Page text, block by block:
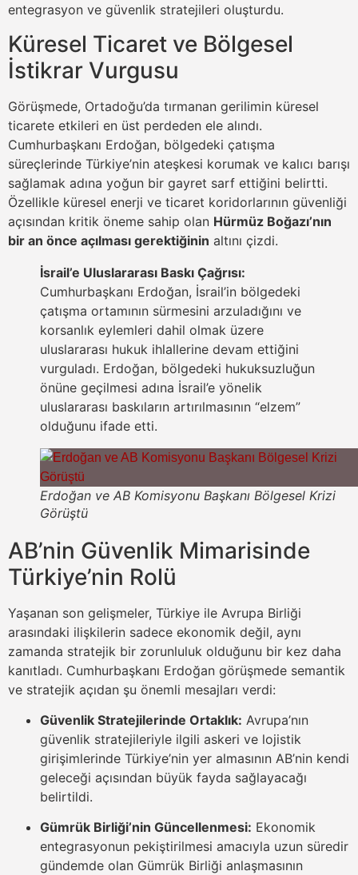
entegrasyon ve güvenlik stratejileri oluşturdu.
Küresel Ticaret ve Bölgesel
İstikrar Vurgusu
Görüşmede, Ortadoğu’da tırmanan gerilimin küresel
ticarete etkileri en üst perdeden ele alındı.
Cumhurbaşkanı Erdoğan, bölgedeki çatışma
süreçlerinde Türkiye’nin ateşkesi korumak ve kalıcı barışı
sağlamak adına yoğun bir gayret sarf ettiğini belirtti.
Özellikle küresel enerji ve ticaret koridorlarının güvenliği
açısından kritik öneme sahip olan Hürmüz Boğazı’nın
bir an önce açılması gerektiğinin altını çizdi.
İsrail’e Uluslararası Baskı Çağrısı:
Cumhurbaşkanı Erdoğan, İsrail’in bölgedeki
çatışma ortamının sürmesini arzuladığını ve
korsanlık eylemleri dahil olmak üzere
uluslararası hukuk ihlallerine devam ettiğini
vurguladı. Erdoğan, bölgedeki hukuksuzluğun
önüne geçilmesi adına İsrail’e yönelik
uluslararası baskıların artırılmasının “elzem”
olduğunu ifade etti.
Erdoğan ve AB Komisyonu Başkanı Bölgesel Krizi
Görüştü
AB’nin Güvenlik Mimarisinde
Türkiye’nin Rolü
Yaşanan son gelişmeler, Türkiye ile Avrupa Birliği
arasındaki ilişkilerin sadece ekonomik değil, aynı
zamanda stratejik bir zorunluluk olduğunu bir kez daha
kanıtladı. Cumhurbaşkanı Erdoğan görüşmede semantik
ve stratejik açıdan şu önemli mesajları verdi:
Güvenlik Stratejilerinde Ortaklık: Avrupa’nın
güvenlik stratejileriyle ilgili askeri ve lojistik
girişimlerinde Türkiye’nin yer almasının AB’nin kendi
geleceği açısından büyük fayda sağlayacağı
belirtildi.
Gümrük Birliği’nin Güncellenmesi: Ekonomik
entegrasyonun pekiştirilmesi amacıyla uzun süredir
gündemde olan Gümrük Birliği anlaşmasının